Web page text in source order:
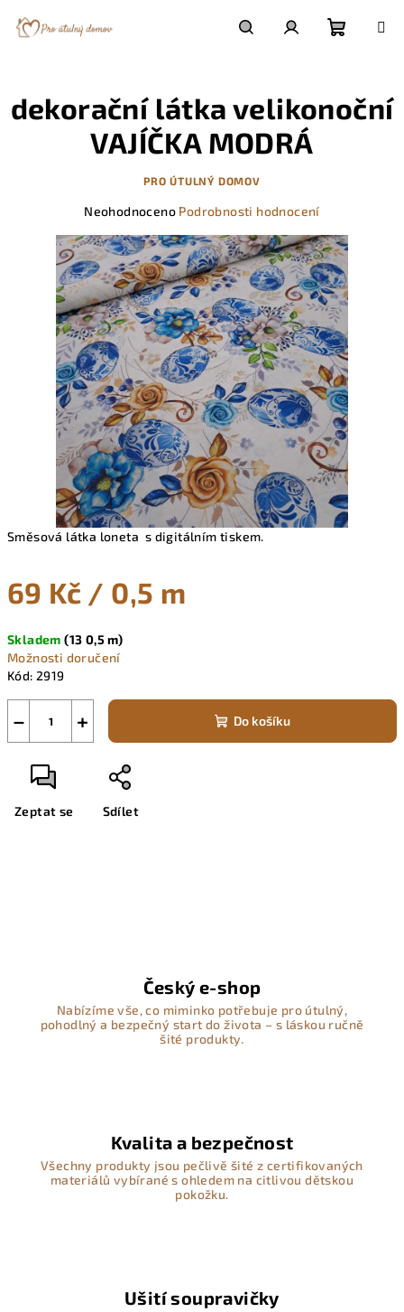
košík
Směsová látka loneta s digitálním tiskem.
69 Kč / 0,5 m
cena:
Skladem(13 0,5 m)
Možnosti doručení
Kód: 2919
+
− Do košíku
Zeptat se Sdílet
dekorační látka velikonoční
VAJÍČKA MODRÁ
PRO ÚTULNÝ DOMOV
Průměrné
produktu
je
0,0
z
5
hvězdiček.
Neohodnoceno Podrobnosti hodnocení
Český e-shop
Nabízíme vše, co miminko potřebuje pro útulný,
pohodlný a bezpečný start do života – s láskou ručně
šité produkty.
Kvalita a bezpečnost
Všechny produkty jsou pečlivě šité z certifikovaných
materiálů vybírané s ohledem na citlivou dětskou
pokožku.
Ušití soupravičky